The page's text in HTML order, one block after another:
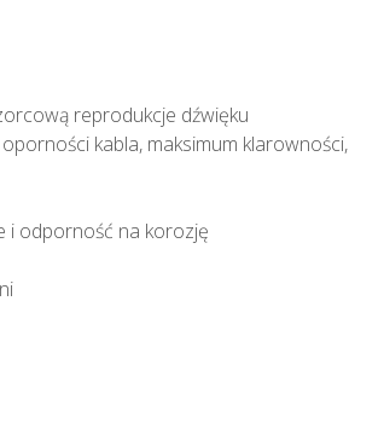
reprodukcje dźwięku
kabla, maksimum klarowności,
i odporność na korozję